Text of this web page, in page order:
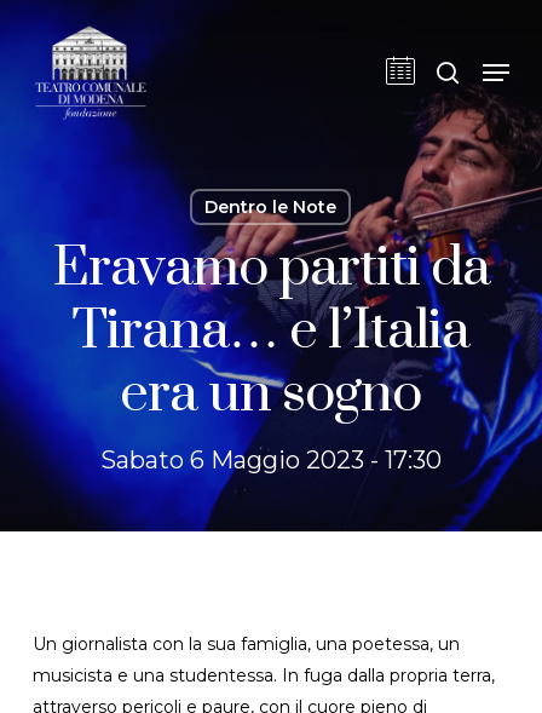
main
content
Dentro le Note
Eravamo partiti da
Tirana… e l’Italia
era un sogno
Sabato 6 Maggio 2023 - 17:30
Un giornalista con la sua famiglia, una poetessa, un
musicista e una studentessa. In fuga dalla propria terra,
attraverso pericoli e paure, con il cuore pieno di